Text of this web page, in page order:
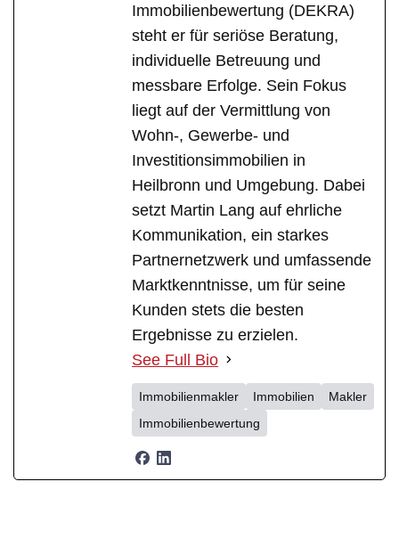
Immobilienbewertung (DEKRA)
steht er für seriöse Beratung,
individuelle Betreuung und
messbare Erfolge. Sein Fokus
liegt auf der Vermittlung von
Wohn-, Gewerbe- und
Investitionsimmobilien in
Heilbronn und Umgebung. Dabei
setzt Martin Lang auf ehrliche
Kommunikation, ein starkes
Partnernetzwerk und umfassende
Marktkenntnisse, um für seine
Kunden stets die besten
Ergebnisse zu erzielen.
See Full Bio
Immobilienmakler Immobilien
Makler
Immobilienbewertung